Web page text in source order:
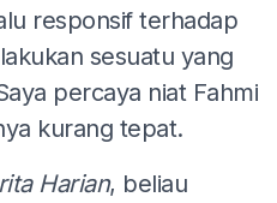
responsif terhadap
sesuatu yang
percaya niat Fahmi
kurang tepat.
Harian, beliau